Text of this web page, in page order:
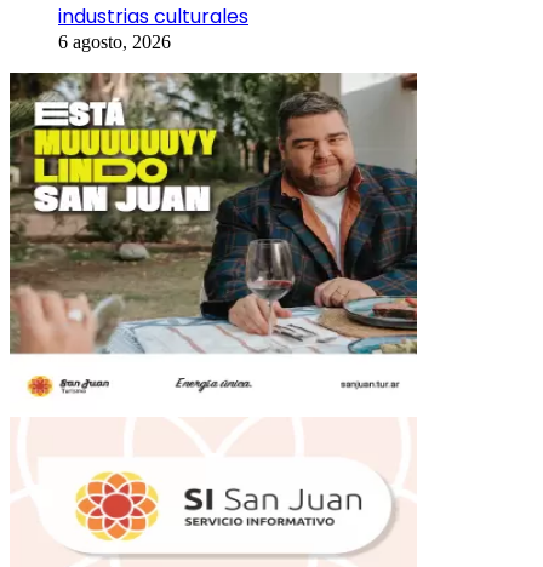
industrias culturales
6 agosto, 2026